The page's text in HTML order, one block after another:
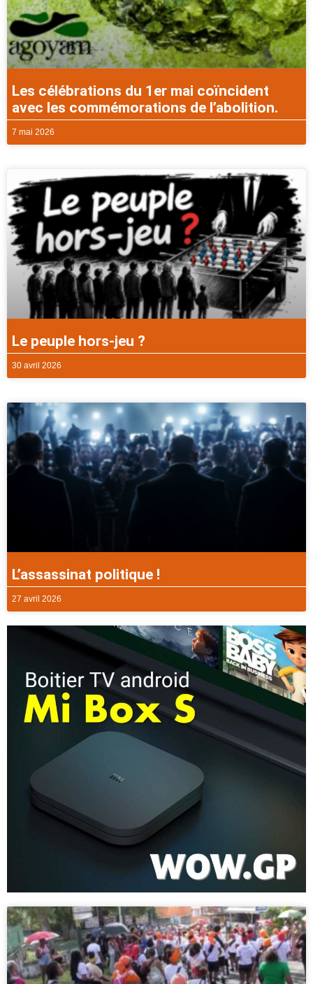
Les célébrations du 1er mai coïncident
avec les commémorations de l’abolition.
7 mai 2026
Le peuple hors-jeu ?
30 avril 2026
L’assassinat politique !
27 avril 2026